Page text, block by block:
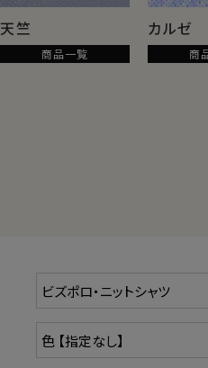
【3】 ソフト
着心地ノンス
ス
動いても、座っても、シル
「プレミアムコットン」
「アルビニアイコットー
天竺
商品一覧
カルゼ
商